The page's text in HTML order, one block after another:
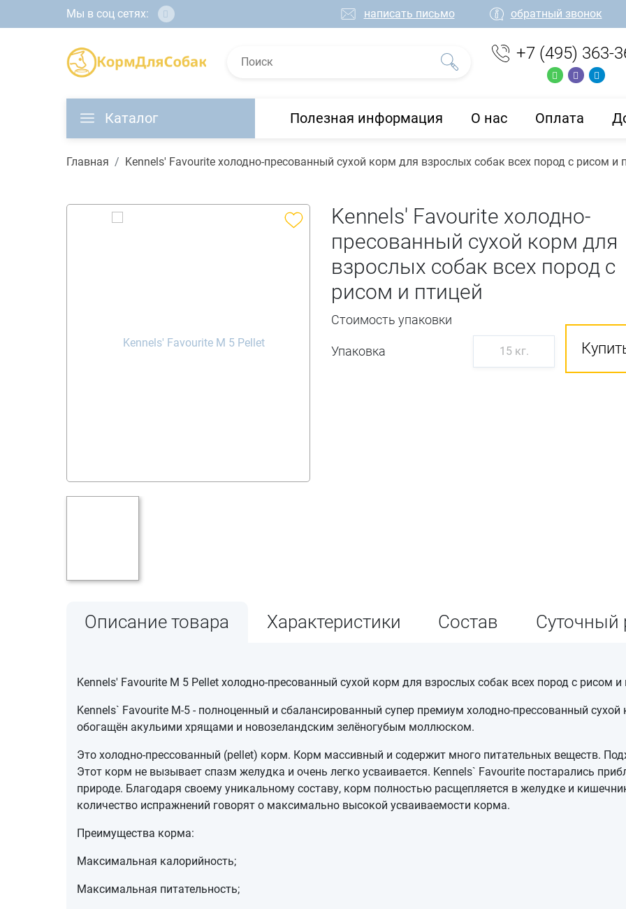
Мы в соц сетях: написать письмо обратный звонок
+7 (495) 363-
Каталог Полезная информация О нас Оплата
Главная Kennels' Favourite холодно-пресованный сухой корм для взрослых собак всех пород с рисом и
Kennels' Favourite холодно-
пресованный сухой корм для
взрослых собак всех пород с
рисом и птицей
Стоимость упаковки
Упаковка 15 кг.
Описание товара Характеристики Состав Суточный
Kennels' Favourite M 5 Pellet холодно-пресованный сухой корм для взрослых собак всех пород с рисом и
Kennels` Favourite M-5 - полноценный и сбалансированный супер премиум холодно-прессованный
обогащён акульими хрящами и новозеландским зелёногубым моллюском.
Это холодно-прессованный (pellet) корм. Корм массивный и содержит много питательных веществ.
Этот корм не вызывает спазм желудка и очень легко усваивается. Kennels` Favourite постарались
природе. Благодаря своему уникальному составу, корм полностью расщепляется в желудке и
количество испражнений говорят о максимально высокой усваиваемости корма.
Преимущества корма:
Максимальная калорийность;
Максимальная питательность;